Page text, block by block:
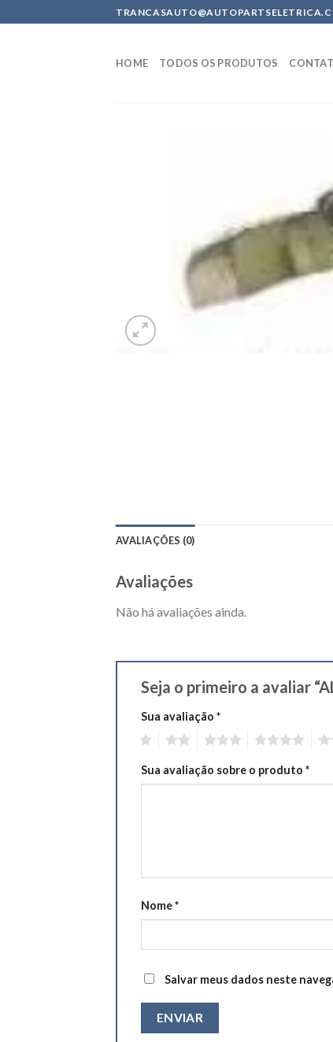
to
HOME TODOS OS PRODUTOS
AVALIAÇÕES (0)
Avaliações
Não há avaliações ainda.
Seja o primeiro a avaliar
Sua avaliação *
Sua avaliação sobre o produto *
Nome*
Salvar meus dados neste